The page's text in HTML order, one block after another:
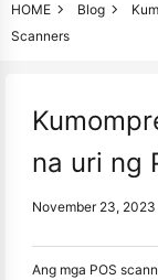
HOME Blog
Scanners
na uri ng
November 23, 2023
Ang mga POS